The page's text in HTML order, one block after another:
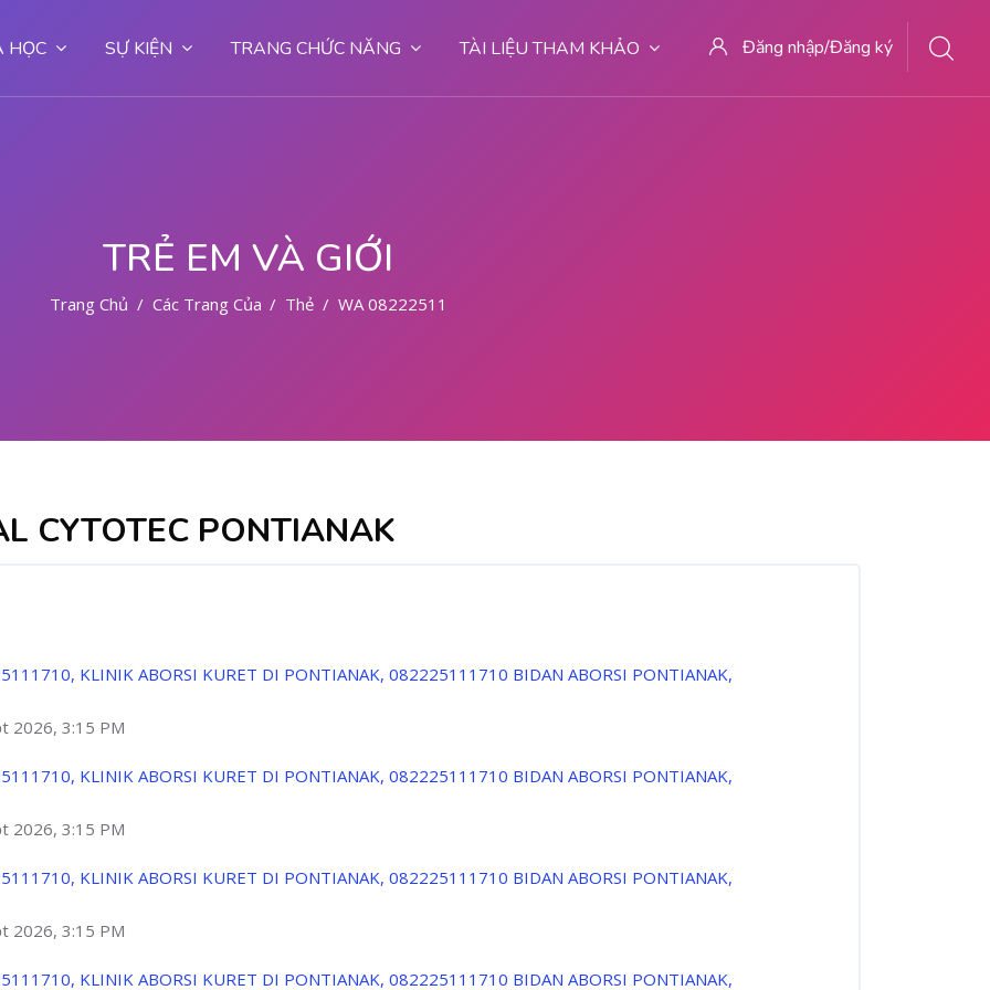
HỌC SỰ KIỆN TRANG CHỨC NĂNG TÀI LIỆU THAM KHẢO Đăng nhập/Đăng ký
TRẺ EM VÀ GIỚI
Trang Chủ Các Trang Của Hệ Thống
Thẻ WA 082225111710 JUAL CYTOTEC PONTIANAK
CYTOTEC PONTIANAK
KLINIK ABORSI KURET DI PONTIANAK, 082225111710 BIDAN ABORSI PONTIANAK,
2026, 3:15 PM
KLINIK ABORSI KURET DI PONTIANAK, 082225111710 BIDAN ABORSI PONTIANAK,
2026, 3:15 PM
KLINIK ABORSI KURET DI PONTIANAK, 082225111710 BIDAN ABORSI PONTIANAK,
2026, 3:15 PM
KLINIK ABORSI KURET DI PONTIANAK, 082225111710 BIDAN ABORSI PONTIANAK,